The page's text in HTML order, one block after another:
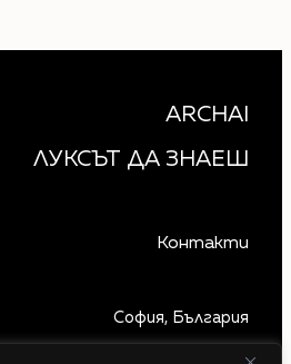
ARCHAI
ЛУКСЪТ ДА ЗНАЕШ
Контакти
София, България